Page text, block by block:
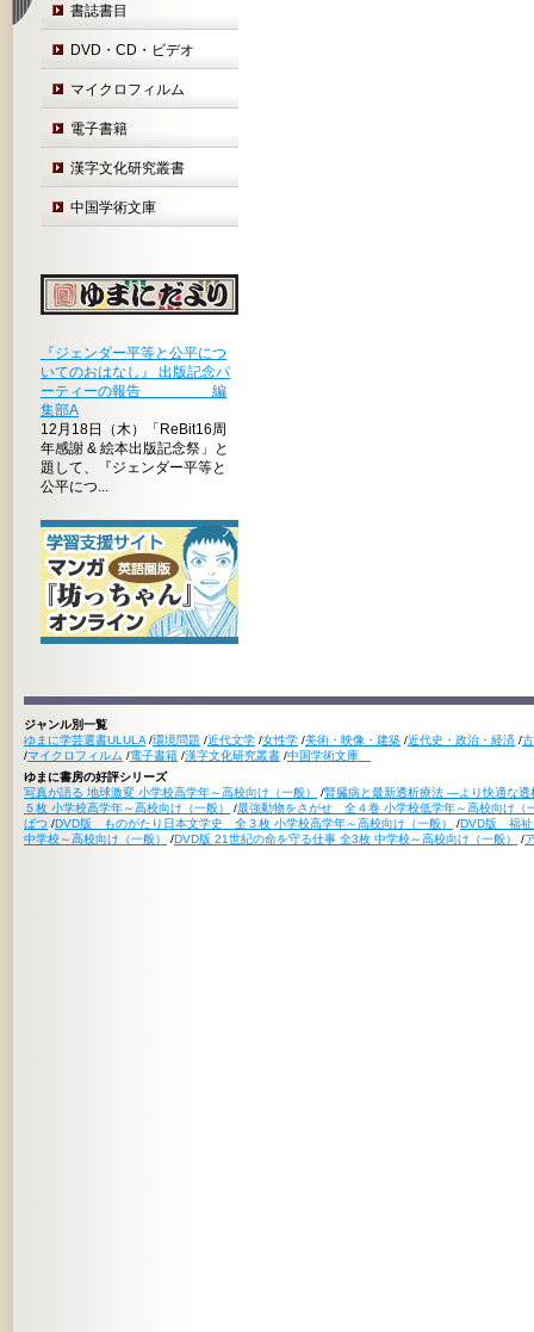
書誌書目
DVD・CD・ビデオ
マイクロフィルム
電子書籍
漢字文化研究叢書
中国学術文庫
『ジェンダー平等と公平につ
いてのおはなし』 出版記念パ
ーティーの報告 編
集部A
12月18日（木）「ReBit16周
年感謝 & 絵本出版記念祭」と
題して、『ジェンダー平等と
公平につ...
ジャンル別一覧
ゆまに学芸選書ULULA /環境問題 /近代文学 /女性学 /美術・映像・建築 /近代史・政治・経済 /
/マイクロフィルム /電子書籍 /漢字文化研究叢書 /中国学術文庫
ゆまに書房の好評シリーズ
写真が語る 地球激変 小学校高学年～高校向け（一般）
/腎臓病と最新透析療法 ―より快適な
５枚 小学校高学年～高校向け（一般）
/最強動物をさがせ 全４巻 小学校低学年～高校向け（
ばつ /DVD版 ものがたり日本文学史 全３枚 小学校高学年～高校向け（一般） /DVD版 福祉
中学校～高校向け（一般）
/DVD版 21世紀の命を守る仕事 全3枚 中学校～高校向け（一般） /